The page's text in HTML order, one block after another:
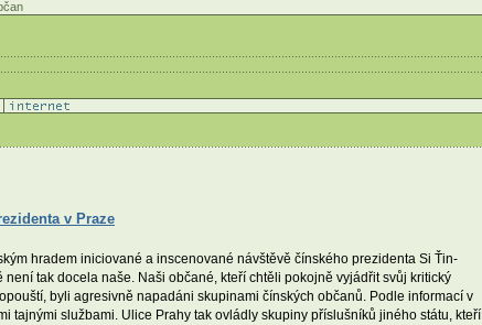
v Praze
hradem iniciované a inscenované návštěvě čínského prezidenta Si Ťin-
tak docela naše. Naši občané, kteří chtěli pokojně vyjádřit svůj kritický
byli agresivně napadáni skupinami čínských občanů. Podle informací v
tajnými službami. Ulice Prahy tak ovládly skupiny příslušníků jiného státu, kteří